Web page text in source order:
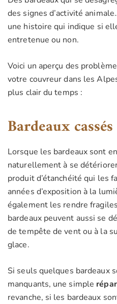
des signes d’activité
une histoire qui indique si
entretenue ou non.
Voici un aperçu des
votre couvreur dans les
plus clair du temps :
Bardeaux
Lorsque les bardeaux sont
naturellement à se
produit d’étanchéité qui les
années d’exposition à la
également les rendre
bardeaux peuvent aussi se
de tempête de vent ou à la
glace.
Si seuls quelques bardeaux
manquants, une simple
revanche, si les bardeaux